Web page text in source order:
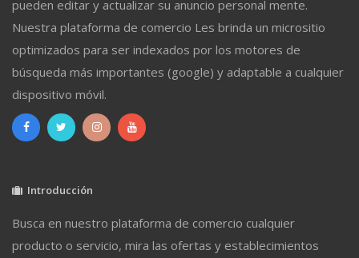
pueden editar y actualizar su anuncio personal mente.
Nuestra plataforma de comercio Les brinda un micrositio
optimizados para ser indexados por los motores de
búsqueda más importantes (google) y adaptable a cualquier
dispositivo móvil.
Introducción
Busca en nuestro plataforma de comercio cualquier
producto o servicio, mira las ofertas y establecimientos